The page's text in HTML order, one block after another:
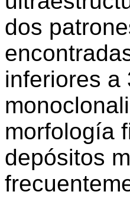
dos
inferiores a
morfología
depósitos